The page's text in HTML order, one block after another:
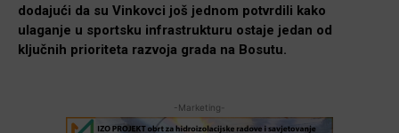
dodajući da su Vinkovci još jednom potvrdili kako
ulaganje u sportsku infrastrukturu ostaje jedan od
ključnih prioriteta razvoja grada na Bosutu.
-Marketing-